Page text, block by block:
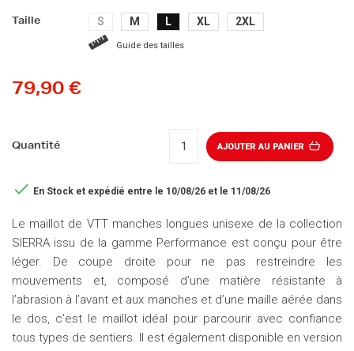
Taille S M L XL 2XL
Guide des tailles
79,90 €
Quantité AJOUTER AU PANIER
 En Stock et expédié entre le 10/08/26 et le 11/08/26
Le maillot de VTT manches longues unisexe de la collection
SIERRA issu de la gamme Performance est conçu pour être
léger. De coupe droite pour ne pas restreindre les
mouvements et, composé d’une matière résistante à
l’abrasion à l’avant et aux manches et d’une maille aérée dans
le dos, c’est le maillot idéal pour parcourir avec confiance
tous types de sentiers. Il est également disponible en version